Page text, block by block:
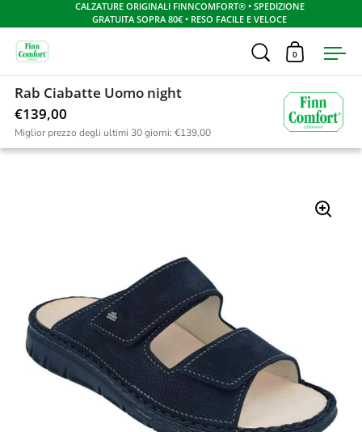
Skip to content
CALZATURE ORIGINALI FINNCOMFORT® • SPEDIZIONE
GRATUITA SOPRA 80€ • RESO FACILE E VELOCE
Apri ricerca
Apri
0
Home / Collezione uomo / Rab Uomo NubukRona night
Rab Ciabatte Uomo night
€139,00
Miglior prezzo degli ultimi 30 giorni: €139,00